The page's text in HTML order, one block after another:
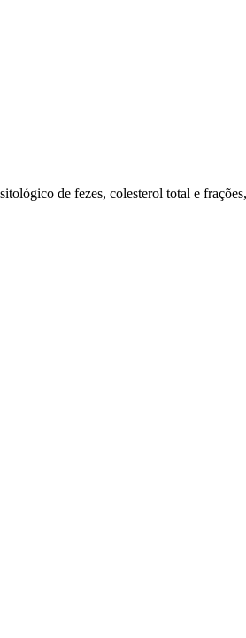
de fezes, colesterol total e